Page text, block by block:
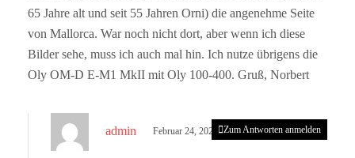
65 Jahre alt und seit 55 Jahren Orni) die angenehme Seite
von Mallorca. War noch nicht dort, aber wenn ich diese
Bilder sehe, muss ich auch mal hin. Ich nutze übrigens die
Oly OM-D E-M1 MkII mit Oly 100-400. Gruß, Norbert
admin Februar 24, 2023 um 4:59 p.m. Uhr
Zum Antworten anmelden